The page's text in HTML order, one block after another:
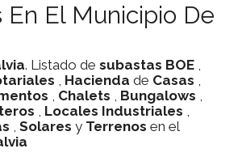
En El Municipio De
. Listado de subastas BOE ,
, Hacienda de Casas ,
, Chalets , Bungalows ,
, Locales Industriales ,
, Solares y Terrenos en el